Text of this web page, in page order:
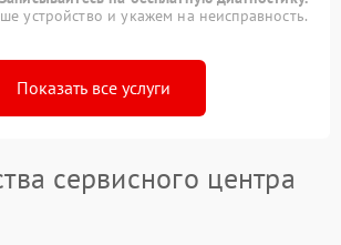
устройство и укажем на неисправность.
Показать все услуги
сервисного центра